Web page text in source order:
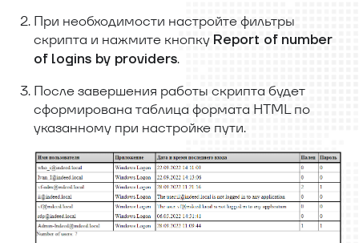
При необходимости настройте фильтры
скрипта и нажмите кнопку Report of number
of logins by providers.
После завершения работы скрипта будет
сформирована таблица формата HTML по
указанному при настройке пути.